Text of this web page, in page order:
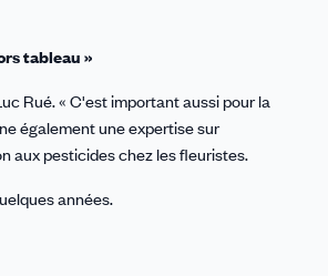
tableau »
Rué. « C'est important aussi pour la
également une expertise sur
aux pesticides chez les fleuristes.
années.